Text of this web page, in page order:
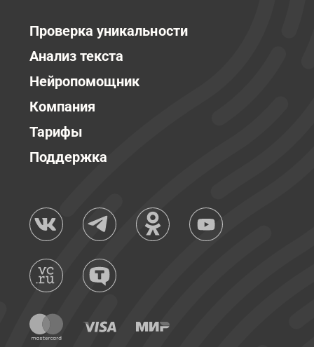
Проверка уникальности
Анализ текста
Нейропомощник
Компания
Тарифы
Поддержка